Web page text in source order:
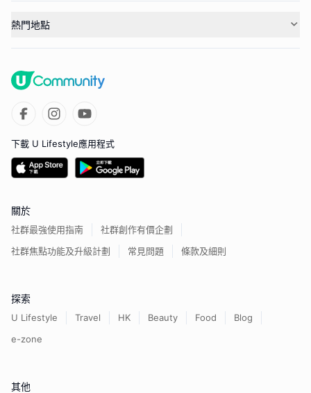
熱門地點
下載 U Lifestyle應用程式
關於
社群最強使用指南
社群創作有價企劃
社群焦點功能及升級計劃
常見問題 條款及細則
探索
U Lifestyle Travel HK Beauty Food
Blog
e-zone
其他